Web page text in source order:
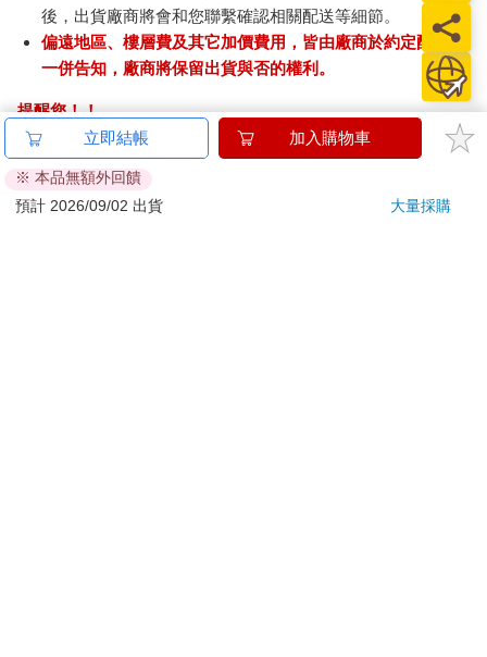
後，出貨廠商將會和您聯繫確認相關配送等細節。
偏遠地區、樓層費及其它加價費用，皆由廠商於約定配送時
一併告知，廠商將保留出貨與否的權利。
提醒您！！
金石堂及銀行均不會請您操作ATM! 如接獲電話要求您前往
ATM提款機，請不要聽從指示，以免受騙上當！
退換貨須知：
立即結帳 加入購物車
※ 本品無額外回饋
預計 2026/09/02 出貨
大量採購